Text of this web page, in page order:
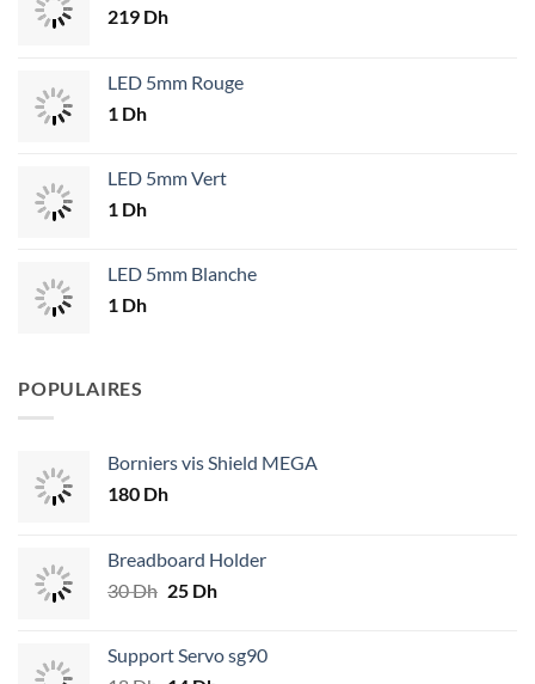
219 Dh
LED 5mm Rouge
1 Dh
LED 5mm Vert
1 Dh
LED 5mm Blanche
1 Dh
POPULAIRES
Borniers vis Shield MEGA
180 Dh
Breadboard Holder
30Dh Le
était :
25 DhLe
est :
Support Servo sg90